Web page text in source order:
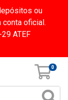
ou
conta oficial.
ATEF
0